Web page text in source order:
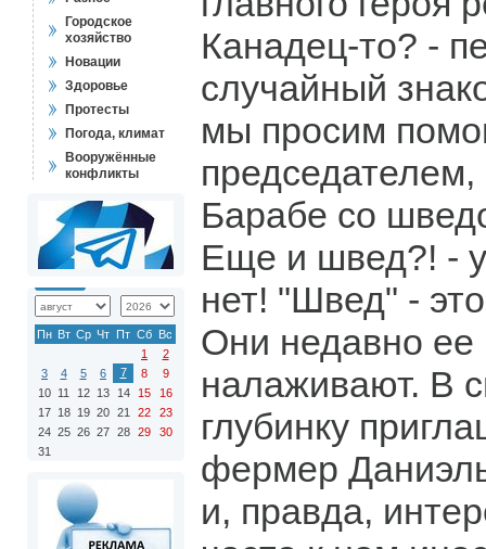
Городское
хозяйство
Новации
Здоровье
Протесты
Погода, климат
Вооружённые
конфликты
Пн Вт Ср Чт Пт Сб Вс
1
2
3
4 5 6 7 8
9
10 11 12 13 14 15
16
17 18 19 20 21 22
23
24 25 26 27 28 29
30
31
Канадец-то? -
случайный
мы просим
Барабе со
Еще и швед?! -
нет! "Швед" -
Они недавно ее
налаживают. В
глубинку
фермер
и, правда,